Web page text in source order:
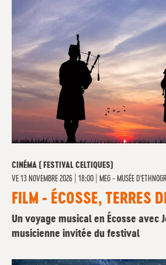
CINÉMA ( FESTIVAL CELTIQUES)
VE 13 NOVEMBRE 2026 | 18:00 MEG - MUSÉE
FILM - ÉCOSSE, TERRES
Un voyage musical en Écosse avec
musicienne invitée du festival